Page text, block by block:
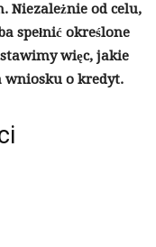
Niezależnie od celu,
spełnić określone
więc, jakie
wniosku o kredyt.